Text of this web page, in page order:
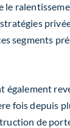
le
segments
également
fois depuis
de